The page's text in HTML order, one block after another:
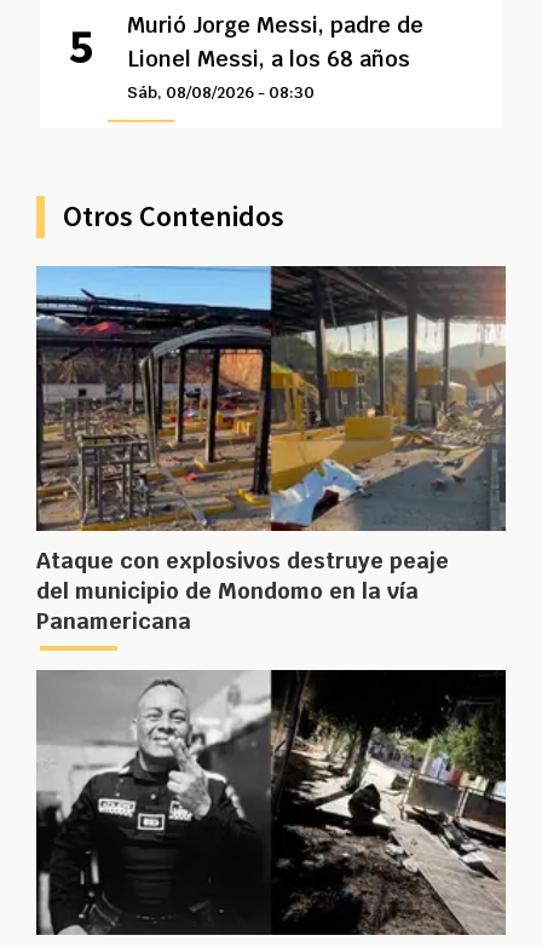
Murió Jorge Messi, padre de
Lionel Messi, a los 68 años
Sáb, 08/08/2026 - 08:30
Otros Contenidos
Ataque con explosivos destruye peaje
del municipio de Mondomo en la vía
Panamericana